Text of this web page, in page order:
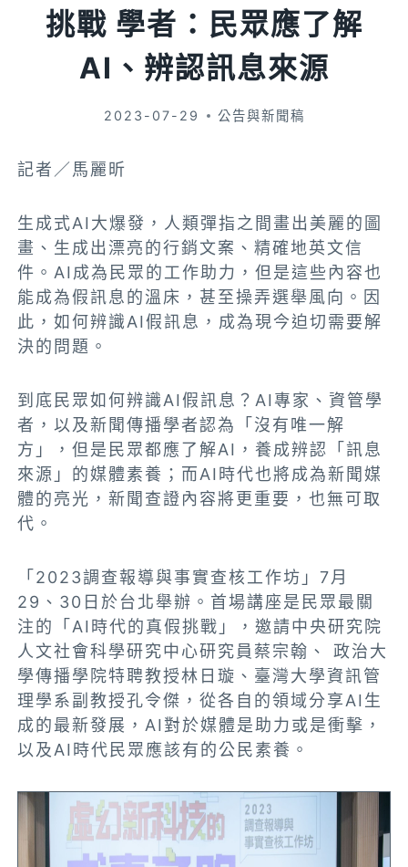
挑戰 學者：民眾應了解
AI、辨認訊息來源
2023-07-29 公告與新聞稿
記者／馬麗昕
生成式AI大爆發，人類彈指之間畫出美麗的圖
畫、生成出漂亮的行銷文案、精確地英文信
件。AI成為民眾的工作助力，但是這些內容也
能成為假訊息的溫床，甚至操弄選舉風向。因
此，如何辨識AI假訊息，成為現今迫切需要解
決的問題。
到底民眾如何辨識AI假訊息？AI專家、資管學
者，以及新聞傳播學者認為「沒有唯一解
方」，但是民眾都應了解AI，養成辨認「訊息
來源」的媒體素養；而AI時代也將成為新聞媒
體的亮光，新聞查證內容將更重要，也無可取
代。
「2023調查報導與事實查核工作坊」7月
29、30日於台北舉辦。首場講座是民眾最關
注的「AI時代的真假挑戰」，邀請中央研究院
人文社會科學研究中心研究員蔡宗翰、 政治大
學傳播學院特聘教授林日璇、臺灣大學資訊管
理學系副教授孔令傑，從各自的領域分享AI生
成的最新發展，AI對於媒體是助力或是衝擊，
以及AI時代民眾應該有的公民素養。